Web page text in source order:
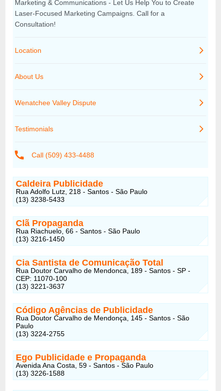
Caldeira Publicidade
Rua Adolfo Lutz, 218 - Santos - São Paulo
(13) 3238-5433
Clã Propaganda
Rua Riachuelo, 66 - Santos - São Paulo
(13) 3216-1450
Cia Santista de Comunicação Total
Rua Doutor Carvalho de Mendonca, 189 - Santos - SP -
CEP: 11070-100
(13) 3221-3637
Código Agências de Publicidade
Rua Doutor Carvalho de Mendonça, 145 - Santos - São
Paulo
(13) 3224-2755
Ego Publicidade e Propaganda
Avenida Ana Costa, 59 - Santos - São Paulo
(13) 3226-1588